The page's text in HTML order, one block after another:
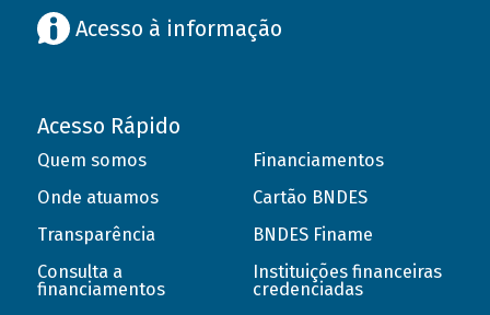
Acesso à informação
Acesso Rápido
Quem somos
Onde atuamos
Transparência
Consulta a
financiamentos
Financiamentos
Cartão BNDES
BNDES Finame
Instituições financeiras
credenciadas